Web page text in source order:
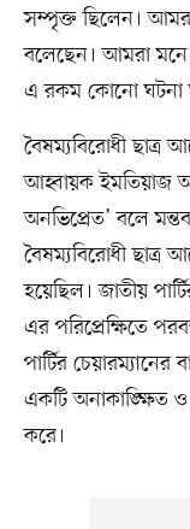
সম্পৃক্ত ছিলেন।
বলেছেন। আমরা
এ রকম কোনো ঘটনা
বৈষম্যবিরোধী ছাত্র
আহ্বায়ক ইমতিয়াজ
অনভিপ্রেত’ বলে
বৈষম্যবিরোধী ছাত্র
হয়েছিল। জাতীয়
এর পরিপ্রেক্ষিতে
পার্টির
একটি অনাকাঙ্ক্ষিত
করে।